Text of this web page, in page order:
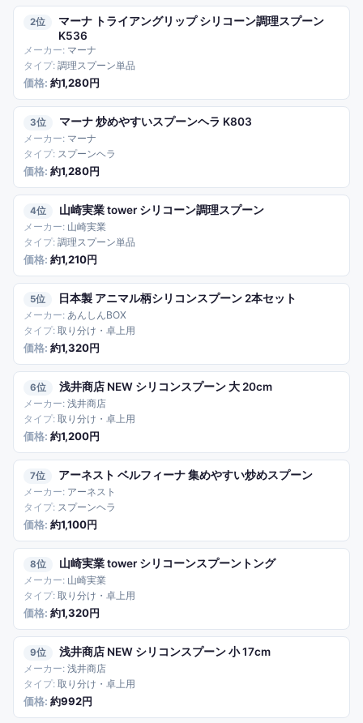
2
マーナ トライアングリップ シリコーン調理スプーン
K536
マーナ
調理スプーン単品
約1,280円
3 マーナ 炒めやすいスプーンヘラ K803
マーナ
スプーンヘラ
約1,280円
4 山崎実業 tower シリコーン調理スプーン
山崎実業
調理スプーン単品
約1,210円
5 日本製 アニマル柄シリコンスプーン 2本セット
あんしんBOX
取り分け・卓上用
約1,320円
6 浅井商店 NEW シリコンスプーン 大 20cm
浅井商店
取り分け・卓上用
約1,200円
7 アーネスト ベルフィーナ 集めやすい炒めスプーン
アーネスト
スプーンヘラ
約1,100円
8 山崎実業 tower シリコーンスプーントング
山崎実業
取り分け・卓上用
約1,320円
9 浅井商店 NEW シリコンスプーン 小 17cm
浅井商店
取り分け・卓上用
約992円